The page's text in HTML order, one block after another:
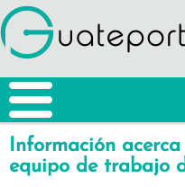
Información
equipo de trabajo